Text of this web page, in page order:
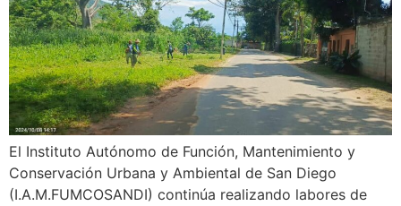
El Instituto Autónomo de Función, Mantenimiento y
Conservación Urbana y Ambiental de San Diego
(I.A.M.FUMCOSANDI) continúa realizando labores de